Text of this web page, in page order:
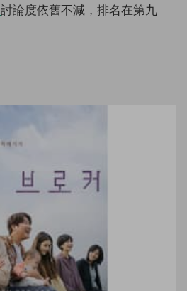
討論度依舊不減，排名在第九